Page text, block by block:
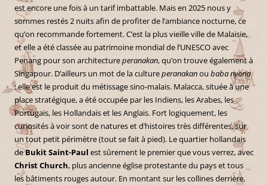
est encore une fois à un tarif imbattable. Mais en 2025 nous y
sommes restés 2 nuits afin de profiter de l’ambiance nocturne, ce
qu’on recommande fortement. C’est la plus vieille ville de Malaisie,
et elle a été classée au patrimoine mondial de l’UNESCO avec
Penang pour son architectureperanakan, qu’on trouve également à
Singapour. D’ailleurs un mot de la cultureperanakanou baba nyona
: elle est le produit du métissage sino-malais. Malacca, située à une
place stratégique, a été occupée par les Indiens, les Arabes, les
Portugais, les Hollandais et les Anglais. Fort logiquement, les
curiosités à voir sont de natures et d’histoires très différentes, sur
un tout petit périmètre (tout se fait à pied). Le quartier hollandais
deBukit Saint-Paul est sûrement le premier que vous verrez, avec
Christ Church, plus ancienne église protestante du pays et tous
les bâtiments rouges autour. En montant sur les collines derrière,